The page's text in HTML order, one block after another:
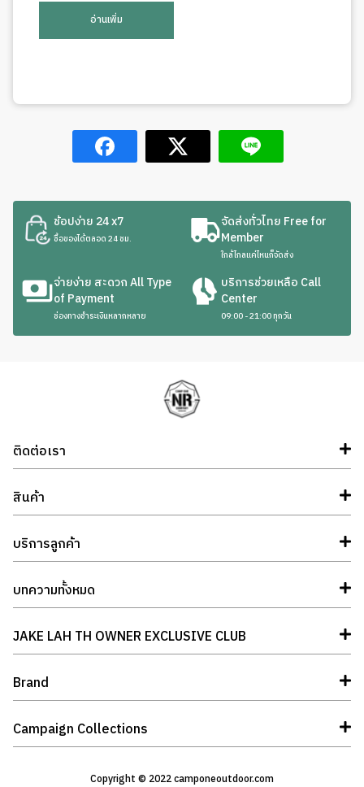
อ่านเพิ่ม
ช้อปง่าย 24 x7
ซื้อของได้ตลอด 24 ชม.
จัดส่งทั่วไทย Free for
Member
ใกล้ไกลแค่ไหนก็จัดส่ง
จ่ายง่าย สะดวก All Type
of Payment
ช่องทางชำระเงินหลากหลาย
บริการช่วยเหลือ Call
Center
09:00 - 21:00 ทุกวัน
ติดต่อเรา
สินค้า
บริการลูกค้า
บทความทั้งหมด
JAKE LAH TH OWNER EXCLUSIVE CLUB
Brand
Campaign Collections
Copyright © 2022 camponeoutdoor.com